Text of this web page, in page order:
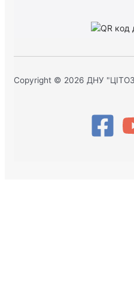
Copyright © 2026 ДНУ